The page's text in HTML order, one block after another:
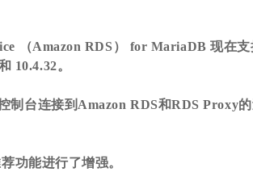
（Amazon RDS） for MariaDB 现在
10.4.32。
制台连接到Amazon RDS和RDS Proxy的
功能进行了增强。